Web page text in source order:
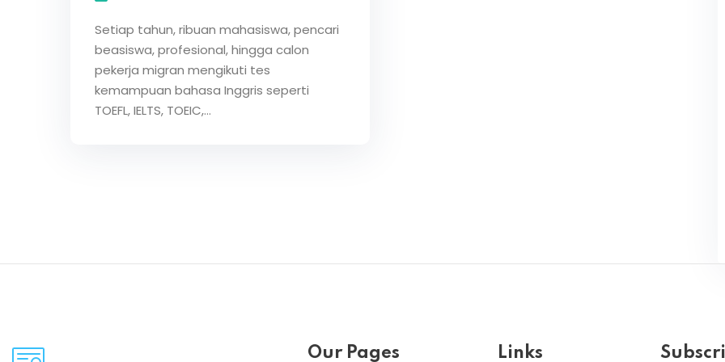
Setiap tahun, ribuan mahasiswa, pencari
beasiswa, profesional, hingga calon
pekerja migran mengikuti tes
kemampuan bahasa Inggris seperti
TOEFL, IELTS, TOEIC,…
Our Pages Links